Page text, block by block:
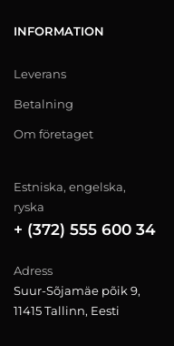
INFORMATION
Leverans
Betalning
Om företaget
Estniska, engelska,
ryska
+ (372) 555 600 34
Adress
Suur-Sõjamäe põik 9,
11415 Tallinn, Eesti